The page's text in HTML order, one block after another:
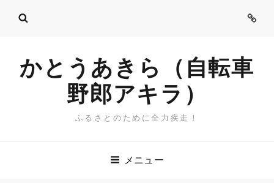
ご
かとうあきら（自転車
野郎アキラ）
ふるさとのために全力疾走！
メニュー